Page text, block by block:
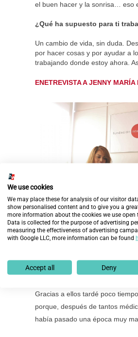
el buen hacer y la sonrisa… eso
¿Qué ha supuesto para ti
Un cambio de vida, sin duda.
por hacer cosas y por ayudar a
trabajando donde estoy ahora.
ENETREVISTA A JENNY MARÍA
y me pusieron en contacto con
oportunidad para trabajar.
¿Cómo te ayudaron a
Me entrevistaron y me
Gracias a ellos tardé poco
porque, después de tantos
había pasado una época muy
We use cookies
We may place these for analysis of our visitor
show personalised content and to give you a
more information about the cookies we use open
Data is collected for the purpose of advertising
measuring the effectiveness of advertising
with Google LLC, more information can be found
Accept all Deny